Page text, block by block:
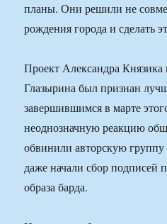
планы. Они решили не
рождения города и сделать
Проект Александра
Глазырина был признан
завершившимся в марте
неоднозначную реакцию
обвинили авторскую группу
даже начали сбор подписей
образа барда.